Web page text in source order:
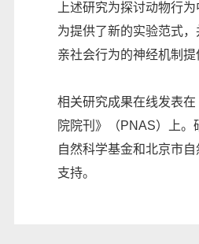
上述研究为探讨动物行
为提供了新的实验范式
亲社会行为的神经机制提
相关研究成果在线发表
院院刊》（PNAS）上。
自然科学基金和北京市
支持。